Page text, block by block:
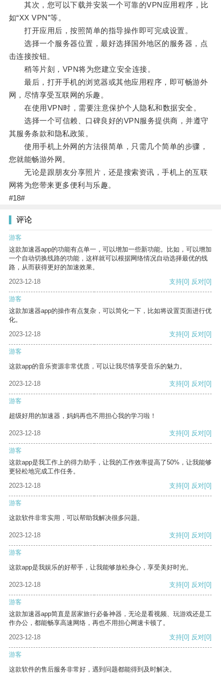
其次，您可以下载并安装一个可靠的VPN应用程序，比
如“XX VPN”等。
打开应用后，按照简单的指导操作即可完成设置。
选择一个服务器位置，最好选择国外地区的服务器，点
击连接按钮。
稍等片刻，VPN将为您建立安全连接。
最后，打开手机的浏览器或其他应用程序，即可畅游外
网，尽情享受互联网的乐趣。
在使用VPN时，需要注意保护个人隐私和数据安全。
选择一个可信赖、口碑良好的VPN服务提供商，并遵守
其服务条款和隐私政策。
使用手机上外网的方法很简单，只需几个简单的步骤，
您就能畅游外网。
无论是跟朋友分享照片，还是搜索资讯，手机上的互联
网将为您带来更多便利与乐趣。
#18#
评论
游客
这款加速器app的功能有点单一，可以增加一些新功能。比如，可以增加
一个自动切换线路的功能，这样就可以根据网络情况自动选择最优的线
路，从而获得更好的加速效果。
2023-12-18
支持[0] 反对[0]
游客
这款加速器app的操作有点复杂，可以简化一下，比如将设置页面进行优
化。
2023-12-18
支持[0] 反对[0]
游客
这款app的音乐资源非常优质，可以让我尽情享受音乐的魅力。
2023-12-18 支持[0] 反对[0]
游客
超级好用的加速器，妈妈再也不用担心我的学习啦！
2023-12-18 支持[0] 反对[0]
游客
这款app是我工作上的得力助手，让我的工作效率提高了50%，让我能够
更轻松地完成工作任务。
2023-12-18
支持[0] 反对[0]
游客
这款软件非常实用，可以帮助我解决很多问题。
2023-12-18 支持[0] 反对[0]
游客
这款app是我娱乐的好帮手，让我能够放松身心，享受美好时光。
2023-12-18 支持[0] 反对[0]
游客
这款加速器app简直是居家旅行必备神器，无论是看视频、玩游戏还是工
作办公，都能畅享高速网络，再也不用担心网速卡顿了。
2023-12-18
支持[0] 反对[0]
游客
这款软件的售后服务非常好，遇到问题都能得到及时解决。